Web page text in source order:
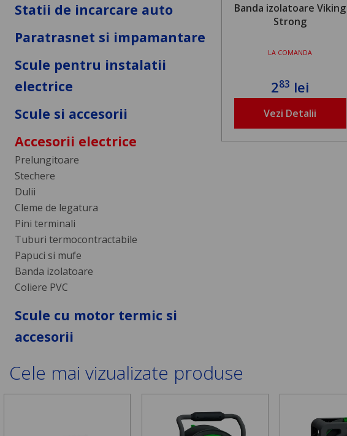
Statii de incarcare auto
Paratrasnet si impamantare
Scule pentru instalatii
electrice
Scule si accesorii
Accesorii electrice
Prelungitoare
Stechere
Dulii
Cleme de legatura
Pini terminali
Tuburi termocontractabile
Papuci si mufe
Banda izolatoare
Coliere PVC
Scule cu motor termic si
accesorii
Banda izolatoare Viking
Strong
LA COMANDA
283 lei
Vezi Detalii
Cele mai vizualizate produse